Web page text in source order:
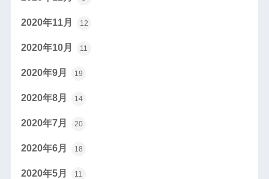
2020年11月 12
2020年10月 11
2020年9月 19
2020年8月 14
2020年7月 20
2020年6月 18
2020年5月 11